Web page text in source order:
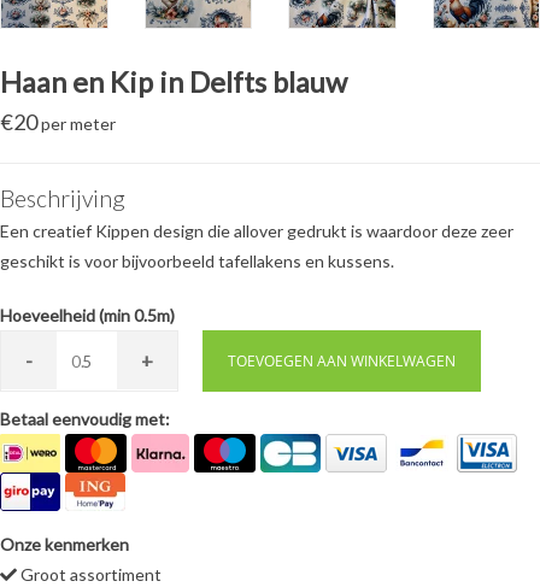
Haan en Kip in Delfts blauw
€20per meter
Beschrijving
Een creatief Kippen design die allover gedrukt is waardoor deze zeer
geschikt is voor bijvoorbeeld tafellakens en kussens.
Hoeveelheid (min 0.5m)
- 0. + TOEVOEGEN AAN WINKELWAGEN
Betaal eenvoudig met:
Onze kenmerken
Groot assortiment